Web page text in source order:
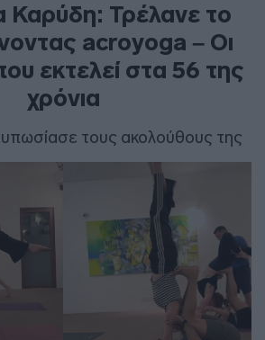
Καρύδη: Τρέλανε το
acroyoga – Οι
εκτελεί στα 56 της
χρόνια
τους ακολούθους της